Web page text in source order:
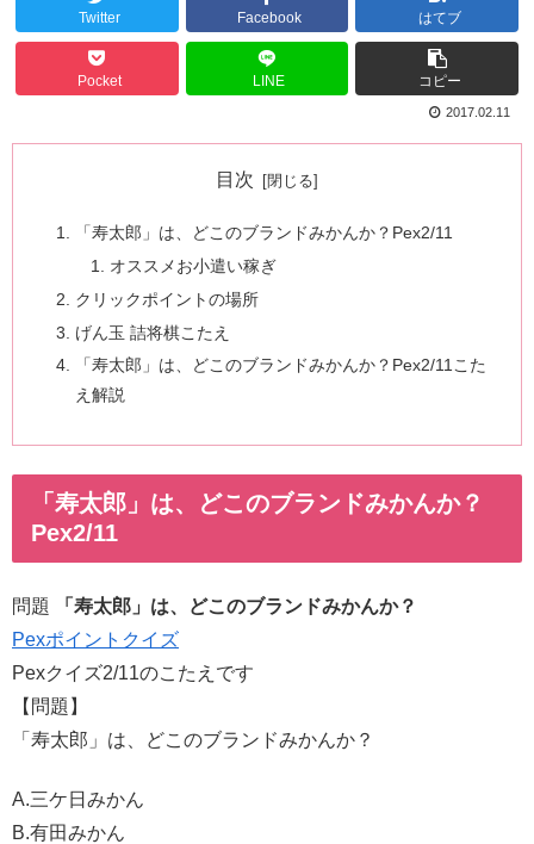
Twitter Facebook はてブ
Pocket LINE コピー
2017.02.11
目次
「寿太郎」は、どこのブランドみかんか？Pex2/11
オススメお小遣い稼ぎ
クリックポイントの場所
げん玉 詰将棋こたえ
「寿太郎」は、どこのブランドみかんか？Pex2/11こた
え解説
「寿太郎」は、どこのブランドみかんか？
Pex2/11
問題
「寿太郎」は、どこのブランドみかんか？
Pexポイントクイズ
Pexクイズ2/11のこたえです
【問題】
「寿太郎」は、どこのブランドみかんか？
A.三ケ日みかん
B.有田みかん